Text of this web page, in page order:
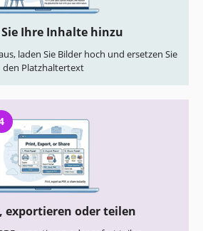
Sie Ihre Inhalte hinzu
laden Sie Bilder hoch und ersetzen Sie
den Platzhaltertext
exportieren oder teilen